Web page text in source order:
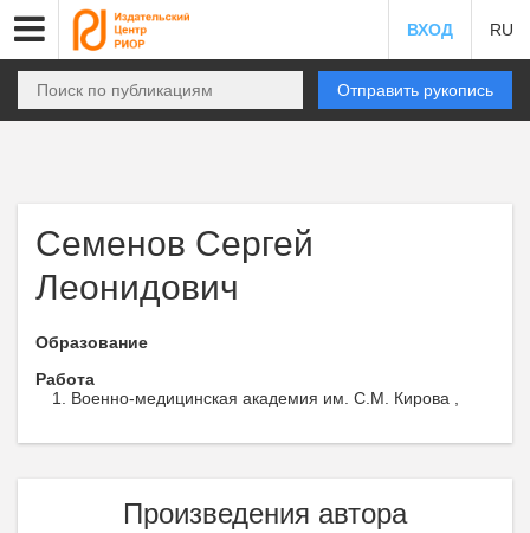
ВХОД RU
Отправить рукопись
Семенов Сергей
Леонидович
Образование
Работа
Военно-медицинская академия им. С.М. Кирова ,
Произведения автора